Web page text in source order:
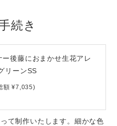
続き
ー後藤におまかせ生花アレ
リーンSS
額 ¥7,035)
て制作いたします。細かな色